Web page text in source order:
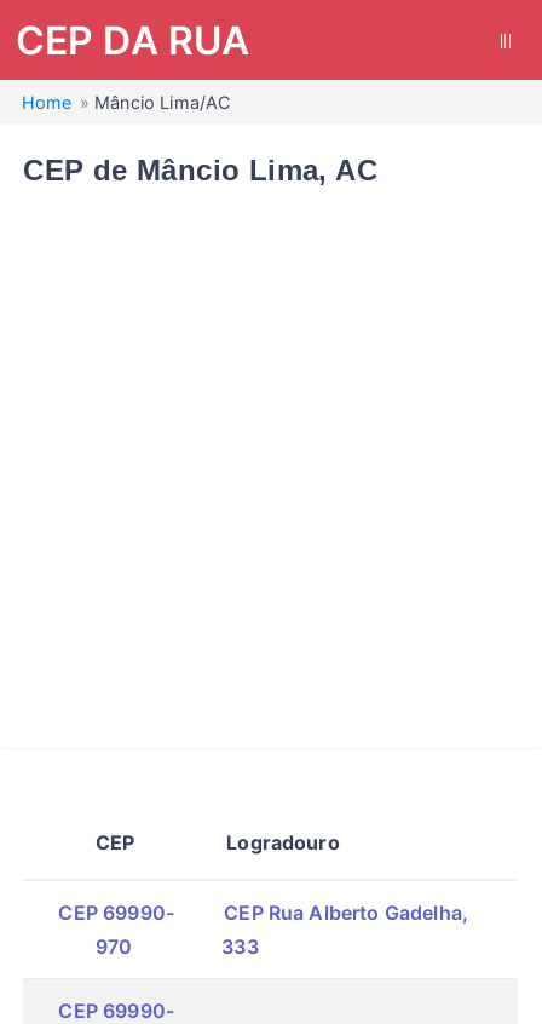
CEP DA RUA
Home Mâncio Lima/AC
CEP de Mâncio Lima, AC
CEP Logradouro
CEP 69990-
970
CEP Rua Alberto Gadelha,
333
CEP 69990-